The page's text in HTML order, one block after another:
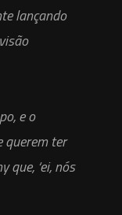
lançando
e o
querem ter
que, ‘ei, nós